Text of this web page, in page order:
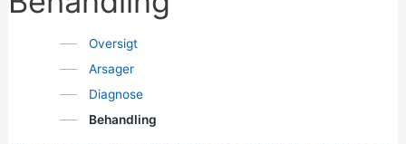
Oversigt
Arsager
Diagnose
Behandling